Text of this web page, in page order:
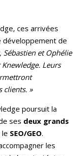
ces arrivées
développement de
Sébastien et Ophélie
Leurs
clients. »
poursuit la
ses deux grands
SEO/GEO.
les